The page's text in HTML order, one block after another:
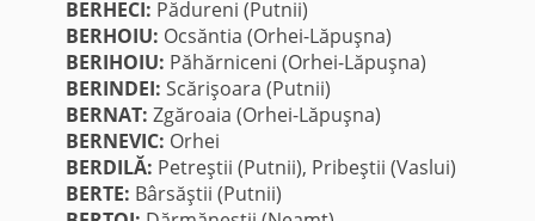
BERHECI: Pădureni (Putnii)
BERHOIU: Ocsăntia (Orhei-Lăpuşna)
BERIHOIU: Păhărniceni (Orhei-Lăpuşna)
BERINDEI: Scărişoara (Putnii)
BERNAT: Zgăroaia (Orhei-Lăpuşna)
BERNEVIC: Orhei
BERDILĂ: Petreştii (Putnii), Pribeştii (Vaslui)
BERTE: Bârsăştii (Putnii)